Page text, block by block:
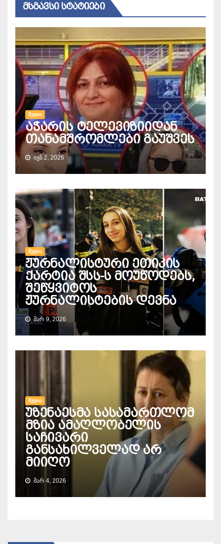
ᲛᲡᲒᲐᲕᲡᲘ ᲡᲢᲐᲢᲘᲔᲑᲘ
ᲛᲔᲓᲘᲐ
აჭარის ტელევიზიიდან
თანამშრომლები გაუშვეს
ᲘᲕᲜ 2, 2026
ᲛᲔᲓᲘᲐ
ჟურნალისტური ეთიკის
ქარტია შსს-ს მოუწოდებს,
შეწყვიტოს
ჟურნალისტების დევნა
ᲛᲐᲠ 9, 2026
ᲛᲔᲓᲘᲐ
უზენაესმა სასამართლომ
მზია ამაღლობელის
საჩივარი
განსახილველად არ
მიიღო
ᲛᲐᲠ 4, 2026